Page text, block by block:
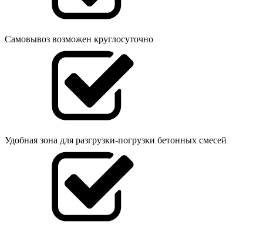
Самовывоз возможен круглосуточно
Удобная зона для разгрузки-погрузки бетонных смесей